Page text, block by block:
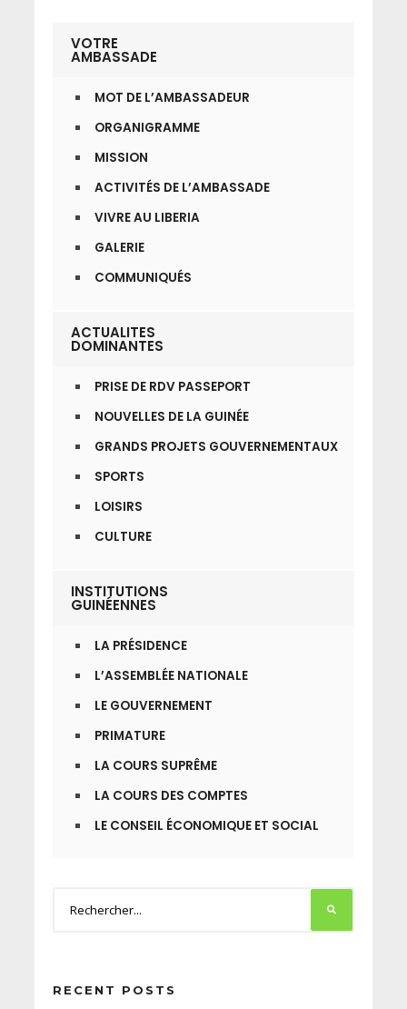
VOTRE
AMBASSADE
MOT DE L’AMBASSADEUR
ORGANIGRAMME
MISSION
ACTIVITÉS DE L’AMBASSADE
VIVRE AU LIBERIA
GALERIE
COMMUNIQUÉS
ACTUALITES
DOMINANTES
PRISE DE RDV PASSEPORT
NOUVELLES DE LA GUINÉE
GRANDS PROJETS GOUVERNEMENTAUX
SPORTS
LOISIRS
CULTURE
INSTITUTIONS
GUINÉENNES
LA PRÉSIDENCE
L’ASSEMBLÉE NATIONALE
LE GOUVERNEMENT
PRIMATURE
LA COURS SUPRÊME
LA COURS DES COMPTES
LE CONSEIL ÉCONOMIQUE ET SOCIAL
RECENT POSTS